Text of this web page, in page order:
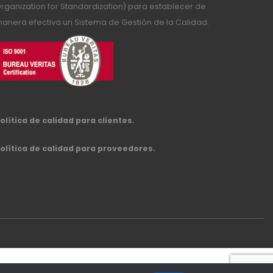
for Standardization) para establecer de
efectiva un Sistema de Gestión de la Calidad.
de calidad para clientes.
de calidad para proveedores.